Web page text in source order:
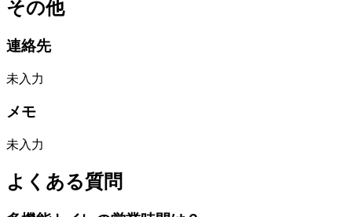
その他
連絡先
未入力
メモ
未入力
よくある質問